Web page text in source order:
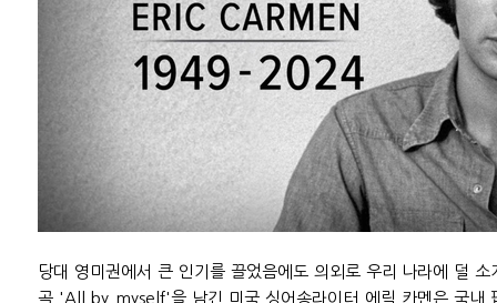
당대 영미권에서 큰 인기를 끌었음에도 의외로 우리 나라에 덜
곡 'All by myself'을 남긴 미국 싱어송라이터 에릭 카멘은 국내